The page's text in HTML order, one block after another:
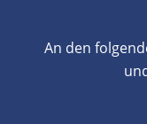
An den